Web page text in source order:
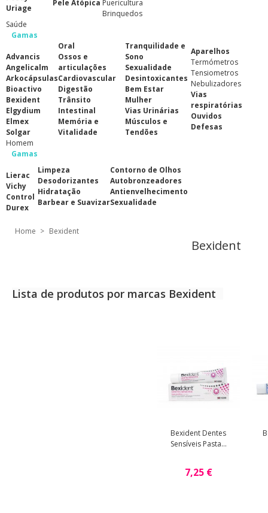
Uriage
Pele Atópica Puericultura
Brinquedos
Saúde
Gamas
Advancis
Angelicalm
Arkocápsulas
Bioactivo
Bexident
Elgydium
Elmex
Solgar
Oral
Ossos e
articulações
Cardiovascular
Digestão
Trânsito
Intestinal
Memória e
Vitalidade
Tranquilidade e
Sono
Sexualidade
Desintoxicantes
Bem Estar
Mulher
Vias Urinárias
Músculos e
Tendões
Aparelhos
Termómetros
Tensiometros
Nebulizadores
Vias
respiratórias
Ouvidos
Defesas
Homem
Gamas
Lierac
Vichy
Control
Durex
Limpeza
Desodorizantes
Hidratação
Barbear e Suavizar
Contorno de Olhos
Autobronzeadores
Antienvelhecimento
Sexualidade
Home > Bexident
Bexident
Lista de produtos por marcas Bexident
Bexident Dentes
Sensíveis Pasta...
7,25 €